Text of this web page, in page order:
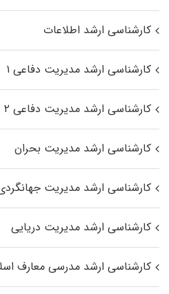
کارشناسی ارشد اطلاعات
کارشناسی ارشد مدیریت دفاعی ۱
کارشناسی ارشد مدیریت دفاعی ۲
کارشناسی ارشد مدیریت بحران
کارشناسی ارشد مدیریت
کارشناسی ارشد مدیریت دریایی
کارشناسی ارشد مدرسی معارف